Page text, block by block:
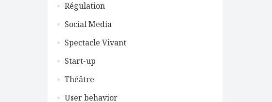
Régulation
Social Media
Spectacle Vivant
Start-up
Théâtre
User behavior